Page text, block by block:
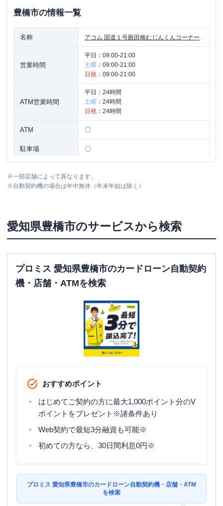
豊橋市の情報一覧
名称 アコム 国道１号殿田橋むじんくんコーナー
営業時間
平日： 09:00-21:00
土曜 ： 09:00-21:00
日祝 ： 09:00-21:00
ATM営業時間
平日： 24時間
土曜 ： 24時間
日祝 ： 24時間
ATM 〇
駐車場 〇
住所
０ １Ｆ
平日：09:00-21:00
ATM営業時間
平日：24時間
土曜： 24時間
日祝：24時間
〇
〇
愛知県豊橋市南栄町字蟹原１６-３
※一部店舗によって異なります。
※自動契約機の場合は年中無休（年末年始は除く）
愛知県豊橋市のサービスから検索
プロミス 愛知県豊橋市のカードローン自動契約
機・店舗・ATMを検索
おすすめポイント
はじめてご契約の方に最大1,000ポイント分のV
ポイントをプレゼント※諸条件あり
Web契約で最短3分融資も可能※
初めての方なら、30日間利息0円※
プロミス 愛知県豊橋市のカードローン自動契約機・店舗・ATM
を検索